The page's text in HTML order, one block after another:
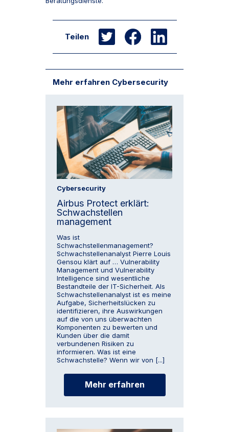
Teilen
Mehr erfahren Cybersecurity
Cybersecurity
Airbus Protect erklärt:
Schwachstellen
management
Was ist
Schwachstellenmanagement?
Schwachstellenanalyst Pierre Louis
Gensou klärt auf … Vulnerability
Management und Vulnerability
Intelligence sind wesentliche
Bestandteile der IT-Sicherheit. Als
Schwachstellenanalyst ist es meine
Aufgabe, Sicherheitslücken zu
identifizieren, ihre Auswirkungen
auf die von uns überwachten
Komponenten zu bewerten und
Kunden über die damit
verbundenen Risiken zu
informieren. Was ist eine
Schwachstelle? Wenn wir von [...]
Mehr erfahren